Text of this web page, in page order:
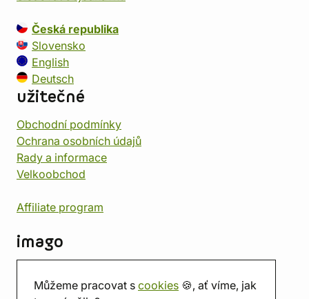
Můžeme pracovat s cookies 🍪, ať víme, jak
Česká republika
Slovensko
English
Deutsch
užitečné
Obchodní podmínky
Ochrana osobních údajů
Rady a informace
Velkoobchod
Affiliate program
imago
Prodejna